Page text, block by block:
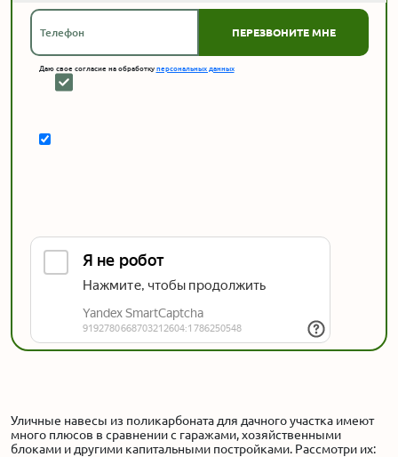
ПЕРЕЗВОНИТЕ МНЕ
Даю свое согласие на обработку персональных данных
Уличные навесы из поликарбоната для дачного участка имеют
много плюсов в сравнении с гаражами, хозяйственными
блоками и другими капитальными постройками. Рассмотри их: